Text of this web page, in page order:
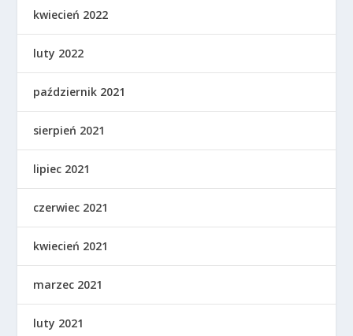
kwiecień 2022
luty 2022
październik 2021
sierpień 2021
lipiec 2021
czerwiec 2021
kwiecień 2021
marzec 2021
luty 2021